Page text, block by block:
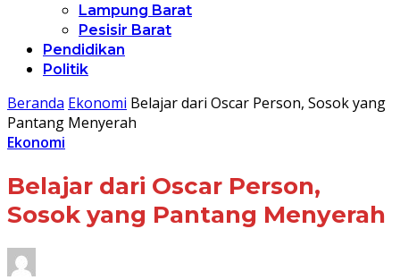
Lampung Barat
Pesisir Barat
Pendidikan
Politik
Beranda Ekonomi Belajar dari Oscar Person, Sosok yang
Pantang Menyerah
Ekonomi
Belajar dari Oscar Person,
Sosok yang Pantang Menyerah